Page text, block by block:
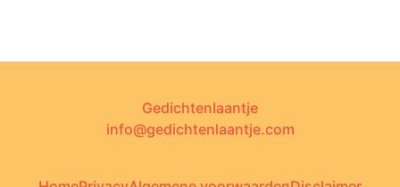
Gedichtenlaantje
info@gedichtenlaantje.com